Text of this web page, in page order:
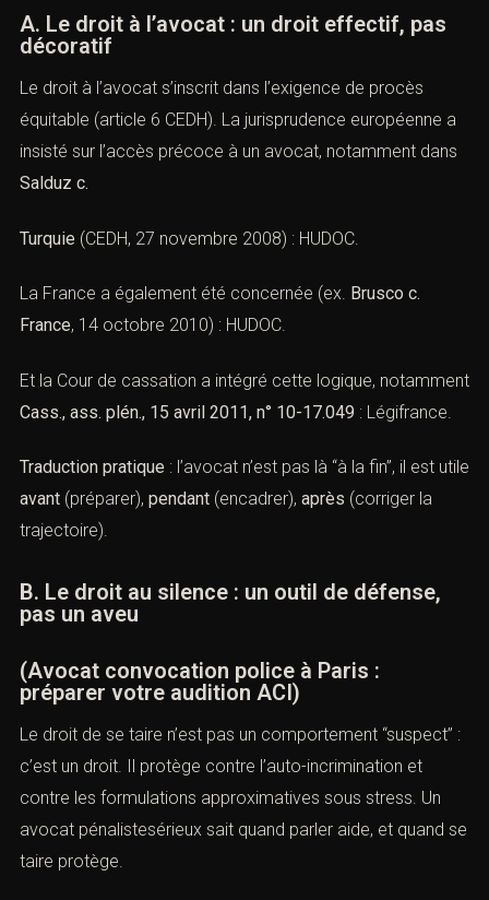
A. Le droit à l’avocat : un droit effectif, pas
décoratif
Le droit à l’avocat s’inscrit dans l’exigence de procès
équitable (article 6 CEDH). La jurisprudence européenne a
insisté sur l’accès précoce à un avocat, notamment dans
Salduz c.
Turquie (CEDH, 27 novembre 2008) : HUDOC
La France a également été concernée (ex. Brusco c.
France, 14 octobre 2010) : HUDOC.
Et la Cour de cassation a intégré cette logique, notamment
Cass., ass. plén., 15 avril 2011, n° 10-17.049 : Légifrance
Traduction pratique : l’avocat n’est pas là “à la fin”, il est utile
avant (préparer), pendant (encadrer), après (corriger la
trajectoire).
B. Le droit au silence : un outil de défense,
pas un aveu
(Avocat convocation police à Paris :
préparer votre audition ACI)
Le droit de se taire n’est pas un comportement “suspect” :
c’est un droit. Il protège contre l’auto-incrimination et
contre les formulations approximatives sous stress. Un
avocat pénalistesérieux sait quand parler aide, et quand se
taire protège.